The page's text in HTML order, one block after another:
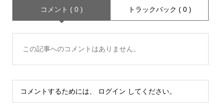
コメント ( 0 ) トラックバック ( 0 )
この記事へのコメントはありません。
コメントするためには、 ログイン してください。